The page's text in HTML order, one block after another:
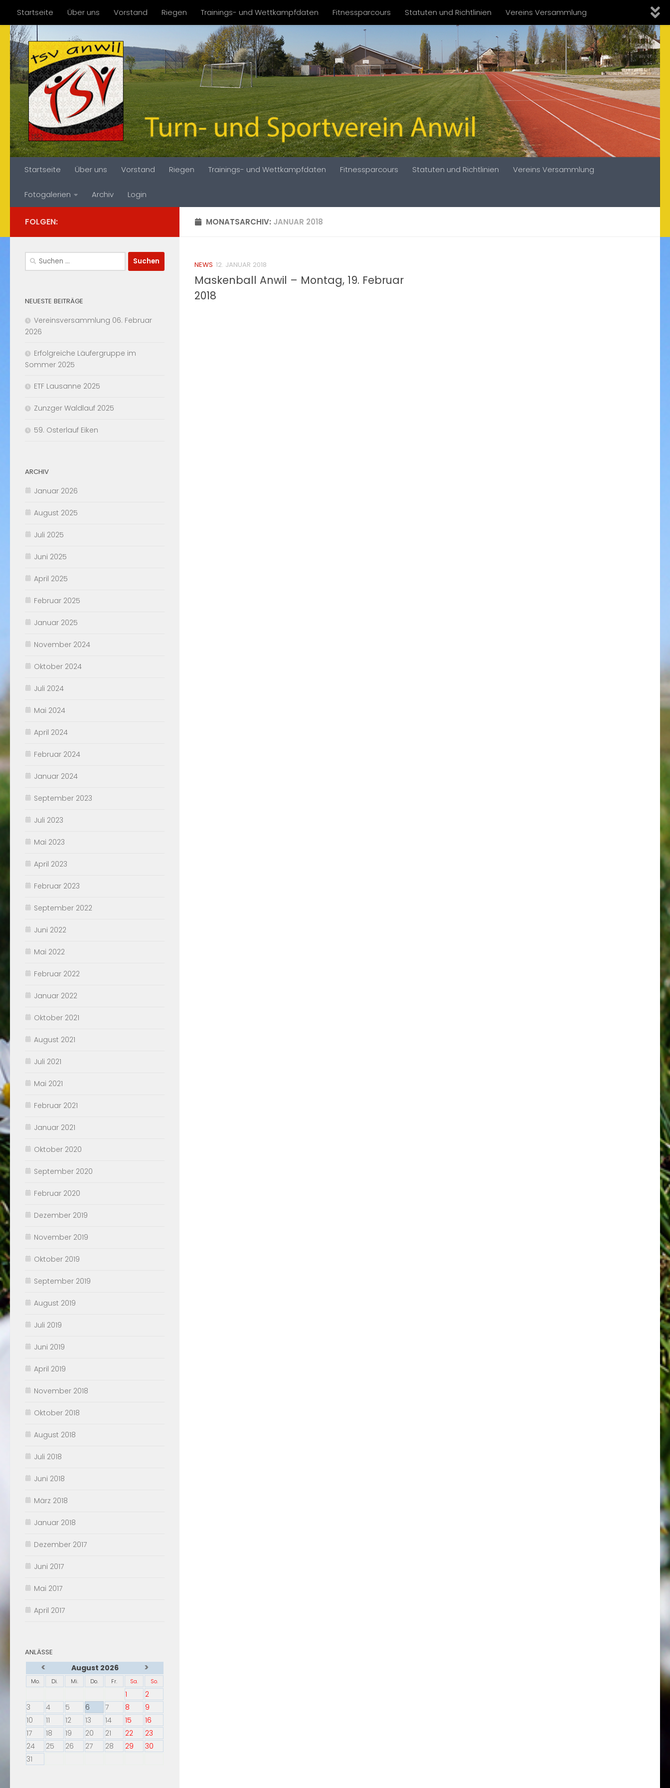
Zum Inhalt springen
Startseite Über uns Vorstand Riegen Trainings- und Wettkampfdaten Fitnessparcours Statuten und Richtlinien Vereins Versammlung
Fotogalerien
Startseite Über uns Vorstand Riegen Trainings- und Wettkampfdaten Fitnessparcours Statuten und Richtlinien Vereins Versammlung
Fotogalerien Archiv Login
MONATSARCHIV: JANUAR 2018
NEWS 12. JANUAR 2018
Maskenball Anwil – Montag, 19. Februar
2018
FOLGEN:
Suchen
nach:
NEUESTE BEITRÄGE
Vereinsversammlung 06. Februar
2026
Erfolgreiche Läufergruppe im
Sommer 2025
ETF Lausanne 2025
Zunzger Waldlauf 2025
59. Osterlauf Eiken
ARCHIV
Januar 2026
August 2025
Juli 2025
Juni 2025
April 2025
Februar 2025
Januar 2025
November 2024
Oktober 2024
Juli 2024
Mai 2024
April 2024
Februar 2024
Januar 2024
September 2023
Juli 2023
Mai 2023
April 2023
Februar 2023
September 2022
Juni 2022
Mai 2022
Februar 2022
Januar 2022
Oktober 2021
August 2021
Juli 2021
Mai 2021
Februar 2021
Januar 2021
Oktober 2020
September 2020
Februar 2020
Dezember 2019
November 2019
Oktober 2019
September 2019
August 2019
Juli 2019
Juni 2019
April 2019
November 2018
Oktober 2018
August 2018
Juli 2018
Juni 2018
März 2018
Januar 2018
Dezember 2017
Juni 2017
Mai 2017
April 2017
ANLÄSSE
< August 2026 >
Mo. Di. Mi. Do. Fr. Sa. So.
1
2
3
4 5 6 7 8
9
10
11 12 13 14 15
16
17
18 19 20 21 22
23
24
25 26 27 28 29
30
31